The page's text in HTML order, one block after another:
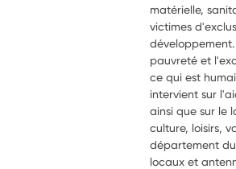
matérielle,
victimes
pauvreté et
ce qui est
intervient sur
ainsi que sur le
culture, loisirs,
département du
locaux et